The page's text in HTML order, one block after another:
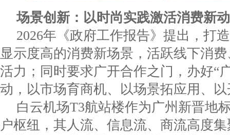
场景创新：以时尚实践激活消费新
2026年《政府工作报告》提出，打
显示度高的消费新场景，活跃线下消
活力；同时要求广开合作之门，办好“
动，以市场育商机、以场景拓应用、
白云机场T3航站楼作为广州新晋地
户枢纽，其人流、信息流、商流高度